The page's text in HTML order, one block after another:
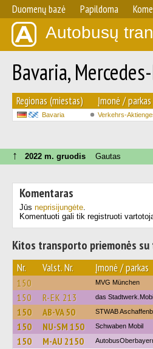
Duomenų bazė Papildoma
Autobusų
Bavaria,
Regionas (miestas) Įmonė / parkas
Bavaria Verkehrs-
↑ 2022 m. gruodis Gautas
Komentaras
Jūs neprisijungėte.
Komentuoti gali tik registruoti
Kitos transporto priemonės su
Nr. Valst. Nr. Įmonė / parkas
150 MVG München
150 R-EK 213 das
150 AB-VA 50 STWAB
150 NU-SM 150 Schwaben Mobil
150 M-AU 2150